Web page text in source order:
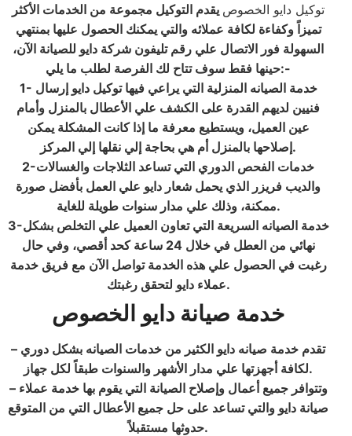
توكيل دايو الخصوص يقدم التوكيل مجموعة من الخدمات الأكثر
تميزاً وكفاءة لكافة عملائه والتي يمكنك الحصول عليها بمنتهي
السهولة فور الاتصال علي رقم تليفون شركة دايو للصيانة الآن،
حينها فقط سوف تتاح لك الفرصة لطلب ما يلي:-
1- خدمة الصيانه المنزلية التي يراعي فيها توكيل دايو إرسال
فنيين لديهم القدرة على الكشف علي الأعطال بالمنزل وأمام
عين العميل، ويستطيع معرفة ما إذا كانت المشكلة يمكن
إصلاحها بالمنزل أم هي بحاجة إلي نقلها إلي المركز.
2-خدمات الفحص الدوري التي تساعد الثلاجات والغسالات
والديب فريزر الذي يحمل شعار دايو علي العمل بأفضل صورة
ممكنة، وذلك علي مدار سنوات طويلة للغاية.
3-خدمة الصيانه السريعة التي تعاون العميل علي التخلص بشكل
نهائي من العطل في خلال 24 ساعة كحد أقصي، وفي حال
رغبت في الحصول علي هذه الخدمة تواصل الآن مع فريق خدمة
عملاء دايو لتحقق رغبتك.
خدمة صيانة دايو الخصوص
– تقدم خدمة صيانه دايو الكثير من خدمات الصيانه بشكل دوري
لكافة أجهزتها علي مدار الأشهر والسنوات طبقاً لكل جهاز.
– وتتوافر جميع أعمال وإصلاح الصيانة التي يقوم بها خدمة عملاء
صيانة دايو والتي تساعد على حل جميع الأعطال التي من المتوقع
حدوثها مستقبلاً.